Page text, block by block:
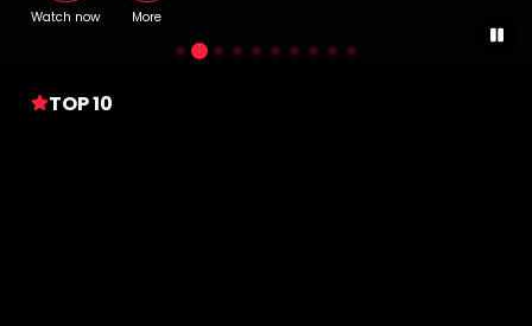
Watch now More
TOP 10